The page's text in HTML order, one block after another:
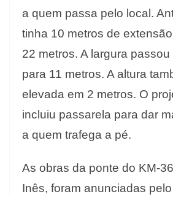
a quem passa pelo local.
tinha 10 metros de
22 metros. A largura
para 11 metros. A altura
elevada em 2 metros. O
incluiu passarela para dar
a quem trafega a pé.
As obras da ponte do KM-
Inês, foram anunciadas